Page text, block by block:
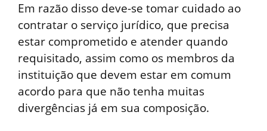
Em razão disso deve-se tomar cuidado ao
contratar o serviço jurídico, que precisa
estar comprometido e atender quando
requisitado, assim como os membros da
instituição que devem estar em comum
acordo para que não tenha muitas
divergências já em sua composição.